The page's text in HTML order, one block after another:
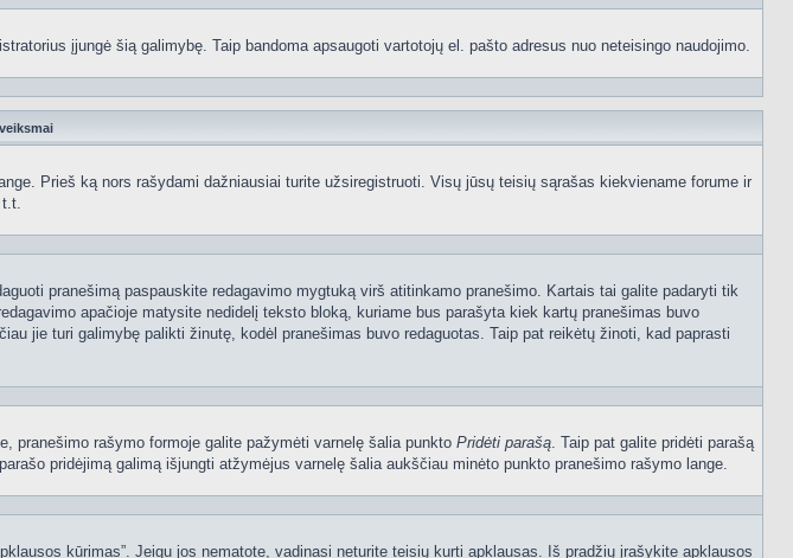
įjungė šią galimybę. Taip bandoma apsaugoti vartotojų el. pašto adresus nuo neteisingo naudojimo.
Prieš ką nors rašydami dažniausiai turite užsiregistruoti. Visų jūsų teisių sąrašas kiekviename forume ir
pranešimą paspauskite redagavimo mygtuką virš atitinkamo pranešimo. Kartais tai galite padaryti tik
apačioje matysite nedidelį teksto bloką, kuriame bus parašyta kiek kartų pranešimas buvo
jie turi galimybę palikti žinutę, kodėl pranešimas buvo redaguotas. Taip pat reikėtų žinoti, kad paprasti
pranešimo rašymo formoje galite pažymėti varnelę šalia punkto Pridėti parašą. Taip pat galite pridėti parašą
pridėjimą galimą išjungti atžymėjus varnelę šalia aukščiau minėto punkto pranešimo rašymo lange.
kūrimas”. Jeigu jos nematote, vadinasi neturite teisių kurti apklausas. Iš pradžių įrašykite apklausos